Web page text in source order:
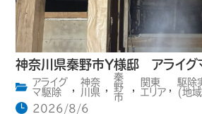
神奈川県秦野市Y様邸 アライグ
アライグ
マ駆除
,
神奈
川県 ,
秦
野
市
,
関東
エリア ,
駆除
(地
2026/8/6